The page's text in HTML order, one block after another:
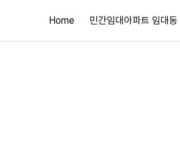
Home 민간임대아파트 임대동